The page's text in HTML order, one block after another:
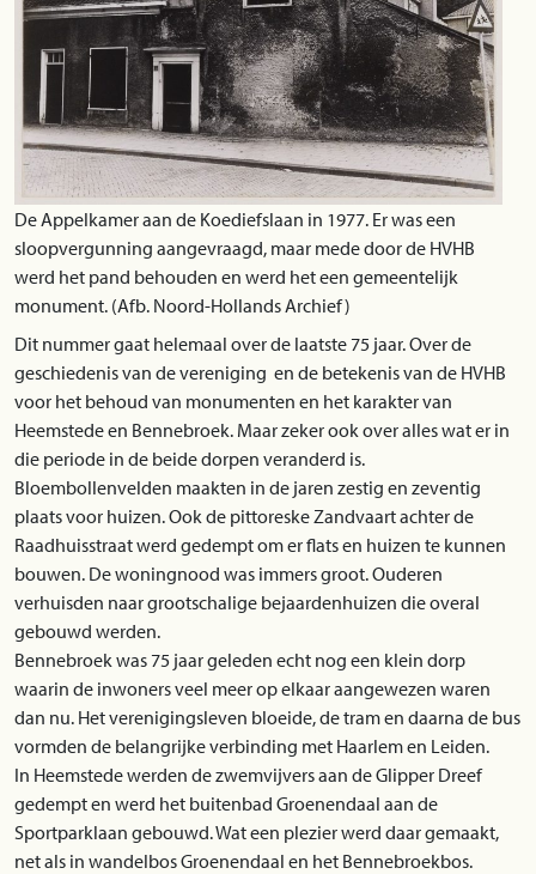
De Appelkamer aan de Koediefslaan in 1977. Er was een
sloopvergunning aangevraagd, maar mede door de HVHB
werd het pand behouden en werd het een gemeentelijk
monument. (Afb. Noord-Hollands Archief)
Dit nummer gaat helemaal over de laatste 75 jaar. Over de
geschiedenis van de vereniging en de betekenis van de HVHB
voor het behoud van monumenten en het karakter van
Heemstede en Bennebroek. Maar zeker ook over alles wat er in
die periode in de beide dorpen veranderd is.
Bloembollenvelden maakten in de jaren zestig en zeventig
plaats voor huizen. Ook de pittoreske Zandvaart achter de
Raadhuisstraat werd gedempt om er flats en huizen te kunnen
bouwen. De woningnood was immers groot. Ouderen
verhuisden naar grootschalige bejaardenhuizen die overal
gebouwd werden.
Bennebroek was 75 jaar geleden echt nog een klein dorp
waarin de inwoners veel meer op elkaar aangewezen waren
dan nu. Het verenigingsleven bloeide, de tram en daarna de bus
vormden de belangrijke verbinding met Haarlem en Leiden.
In Heemstede werden de zwemvijvers aan de Glipper Dreef
gedempt en werd het buitenbad Groenendaal aan de
Sportparklaan gebouwd. Wat een plezier werd daar gemaakt,
net als in wandelbos Groenendaal en het Bennebroekbos.